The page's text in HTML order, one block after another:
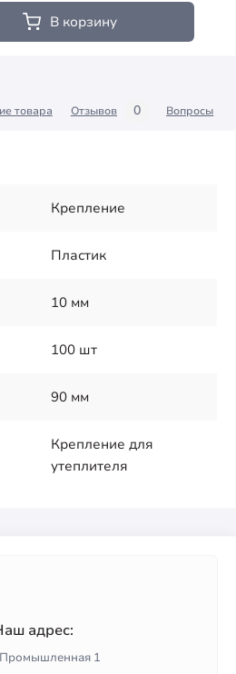
В корзину
товара Отзывов 0 Вопросы
Крепление
Пластик
10 мм
100 шт
90 мм
Крепление для
утеплителя
адрес:
1